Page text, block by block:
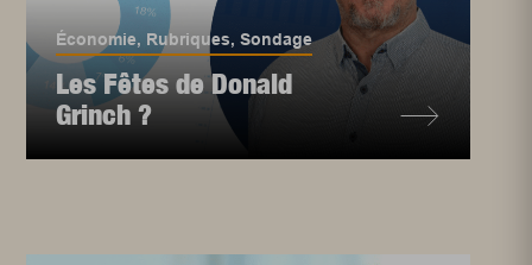
Économie, Rubriques,Sondage
Les Fêtes de Donald
Grinch ?